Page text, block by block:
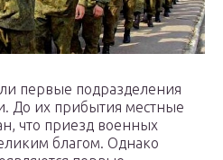
первые подразделения
До их прибытия местные
что приезд военных
благом. Однако